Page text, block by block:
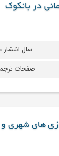
در بانکوک
سال انتشار
صفحات
های شهری و